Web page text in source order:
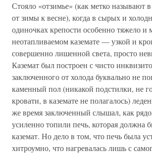
Стояло «отзимье» (как метко называют
от зимы к весне), когда в сырых и
одиночках крепости особенно тяжело и
неотапливаемом каземате — узкой и
совершенно лишенной света, просто
Каземат был построен с чисто
заключенного от холода буквально не
каменный пол (никакой подстилки, не
кровати, в каземате не полагалось)
же время заключенный слышал, как
усиленно топили печь, которая должна
каземат. Но дело в том, что печь была
хитроумно, что нагревалась лишь с